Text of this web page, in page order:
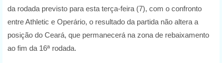
da rodada previsto para esta terça-feira (7), com o confronto
entre Athletic e Operário, o resultado da partida não altera a
posição do Ceará, que permanecerá na zona de rebaixamento
ao fim da 16ª rodada.